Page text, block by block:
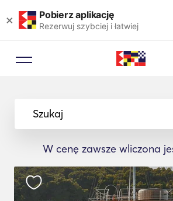
× Pobierz aplikację
Rezerwuj szybciej i łatwiej
Szukaj
W cenę zawsze wliczona